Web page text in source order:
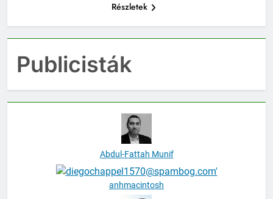
Részletek
Publicisták
Abdul-Fattah Munif
anhmacintosh